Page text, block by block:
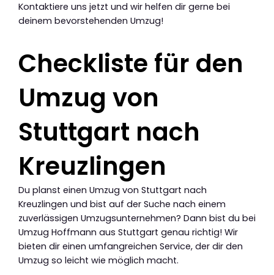
Kontaktiere uns jetzt und wir helfen dir gerne bei
deinem bevorstehenden Umzug!
Checkliste für den
Umzug von
Stuttgart nach
Kreuzlingen
Du planst einen Umzug von Stuttgart nach
Kreuzlingen und bist auf der Suche nach einem
zuverlässigen Umzugsunternehmen? Dann bist du bei
Umzug Hoffmann aus Stuttgart genau richtig! Wir
bieten dir einen umfangreichen Service, der dir den
Umzug so leicht wie möglich macht.